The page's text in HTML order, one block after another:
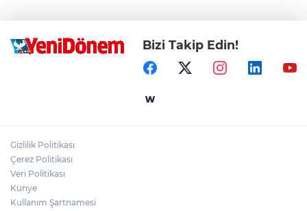
Bizi Takip Edin!
Gizlilik Politikası
Çerez Politikası
Veri Politikası
Künye
Kullanım Şartnamesi